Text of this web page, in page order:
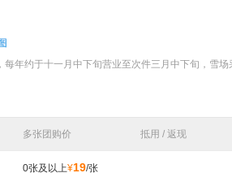
多张团购价 抵用 / 返现
0张及以上¥19/张